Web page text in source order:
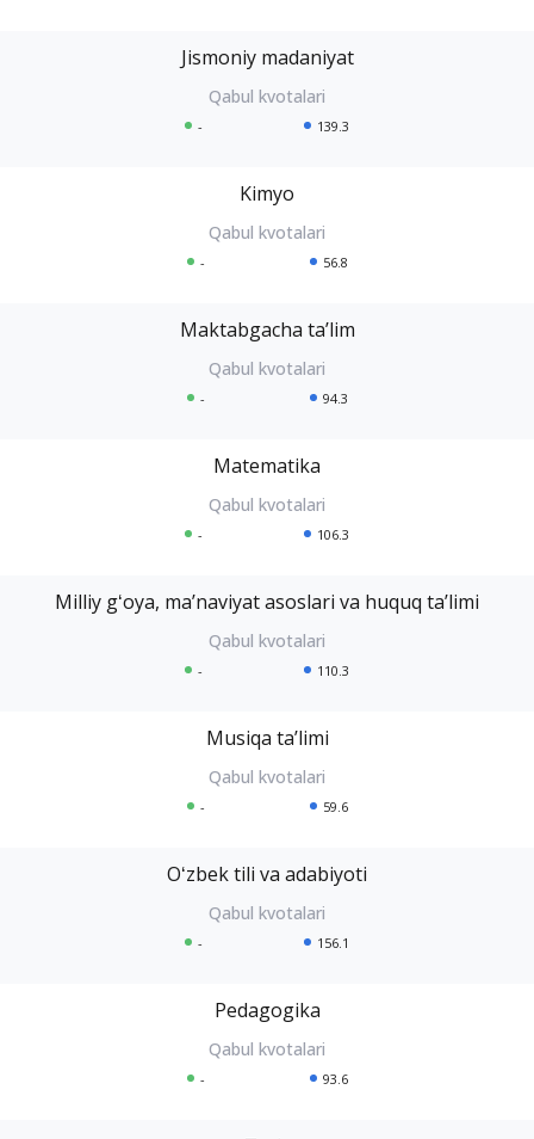
Jismoniy madaniyat
- 139.3
Kimyo
- 56.8
Maktabgacha taʼlim
- 94.3
Matematika
- 106.3
Milliy gʻoya, maʼnaviyat asoslari va huquq taʼlimi
- 110.3
Musiqa taʼlimi
- 59.6
Oʻzbek tili va adabiyoti
- 156.1
Pedagogika
- 93.6